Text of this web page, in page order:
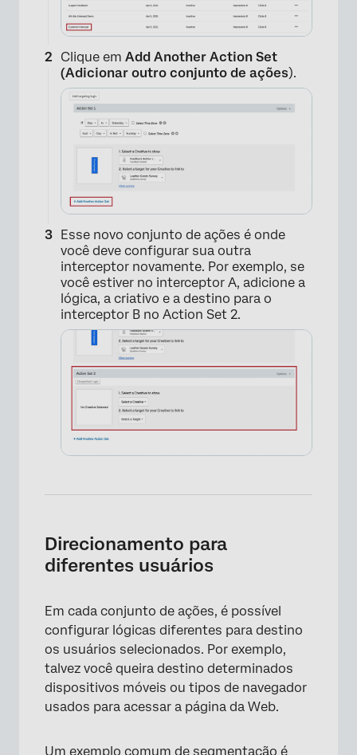
Clique em Add Another Action Set
(Adicionar outro conjunto de ações).
Esse novo conjunto de ações é onde
você deve configurar sua outra
interceptor novamente. Por exemplo, se
você estiver no interceptor A, adicione a
lógica, a criativo e a destino para o
interceptor B no Action Set 2.
Direcionamento para
diferentes usuários
Em cada conjunto de ações, é possível
configurar lógicas diferentes para destino
os usuários selecionados. Por exemplo,
talvez você queira destino determinados
dispositivos móveis ou tipos de navegador
usados para acessar a página da Web.
Um exemplo comum de segmentação é